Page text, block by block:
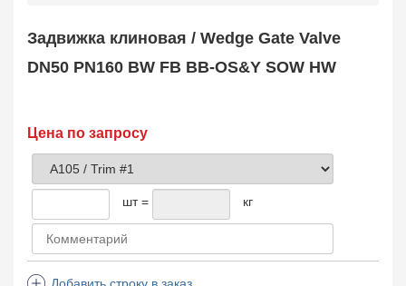
Клапан обратный
Plug Valve
148
Затвор дисковый
Фильтр сетчатый
Strainer
1138
Конденсатоотводчик
Steam Trap
4
Задвижка клиновая / Wedge Gate Valve
DN50 PN160 BW FB BB-OS&Y SOW HW
Цена по запросу
шт = кг